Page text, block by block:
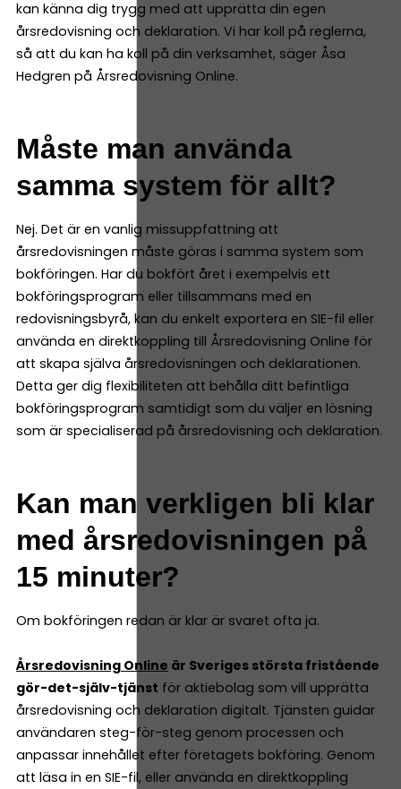
kan känna dig trygg med att upprätta din egen
årsredovisning och deklaration. Vi har koll på reglerna,
så att du kan ha koll på din verksamhet, säger Åsa
Hedgren på Årsredovisning Online.
Måste man använda
samma system för allt?
Nej. Det är en vanlig missuppfattning att
årsredovisningen måste göras i samma system som
bokföringen. Har du bokfört året i exempelvis ett
bokföringsprogram eller tillsammans med en
redovisningsbyrå, kan du enkelt exportera en SIE-fil eller
använda en direktkoppling till Årsredovisning Online för
att skapa själva årsredovisningen och deklarationen.
Detta ger dig flexibiliteten att behålla ditt befintliga
bokföringsprogram samtidigt som du väljer en lösning
som är specialiserad på årsredovisning och deklaration.
Kan man verkligen bli klar
med årsredovisningen på
15 minuter?
Om bokföringen redan är klar är svaret ofta ja.
Årsredovisning Online är Sveriges största fristående
gör-det-själv-tjänst för aktiebolag som vill upprätta
årsredovisning och deklaration digitalt. Tjänsten guidar
användaren steg-för-steg genom processen och
anpassar innehållet efter företagets bokföring. Genom
att läsa in en SIE-fil, eller använda en direktkoppling